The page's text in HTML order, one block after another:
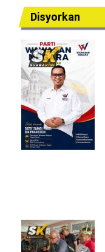
Disyorkan